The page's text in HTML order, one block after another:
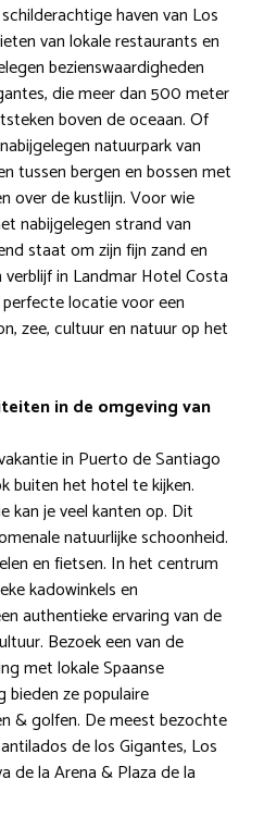
haven van Los
van lokale restaurants en
bezienswaardigheden
die meer dan 500 meter
boven de oceaan. Of
natuurpark van
tussen bergen en bossen met
over de kustlijn. Voor wie
nabijgelegen strand van
staat om zijn fijn zand en
in Landmar Hotel Costa
locatie voor een
zee, cultuur en natuur op het
in de omgeving van
in Puerto de Santiago
buiten het hotel te kijken.
kan je veel kanten op. Dit
natuurlijke schoonheid.
en fietsen. In het centrum
kadowinkels en
authentieke ervaring van de
Bezoek een van de
met lokale Spaanse
ze populaire
& golfen. De meest bezochte
de los Gigantes, Los
de la Arena & Plaza de la